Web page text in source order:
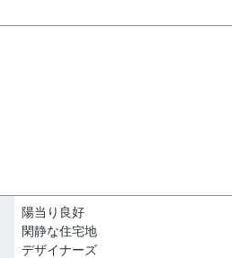
陽当り良好
閑静な住宅地
デザイナーズ